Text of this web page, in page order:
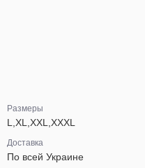
Размеры
L,XL,XXL,XXXL
Доставка
По всей Украине